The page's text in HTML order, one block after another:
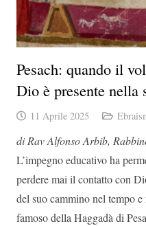
Pesach: quando il
Dio è presente nella
11 Aprile 2025
di Rav Alfonso Arbib,
L’impegno educativo ha
perdere mai il contatto con
del suo cammino nel tempo
famoso della Haggadà di